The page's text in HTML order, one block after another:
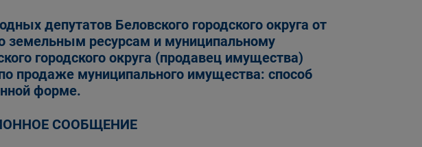
депутатов Беловского городского округа от
земельным ресурсам и муниципальному
городского округа (продавец имущества)
продаже муниципального имущества: способ
форме.
СООБЩЕНИЕ